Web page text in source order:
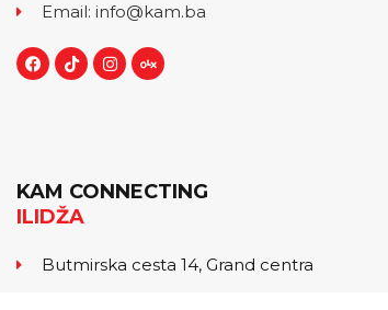
Email: info@kam.ba
KAM CONNECTING
ILIDŽA
Butmirska cesta 14, Grand centra